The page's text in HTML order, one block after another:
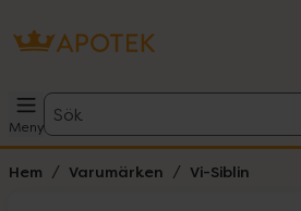
Meny
Sök
Hem Varumärken Vi-Siblin